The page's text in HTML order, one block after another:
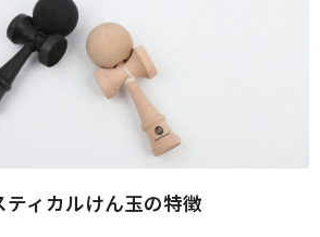
ィカルけん玉の特徴